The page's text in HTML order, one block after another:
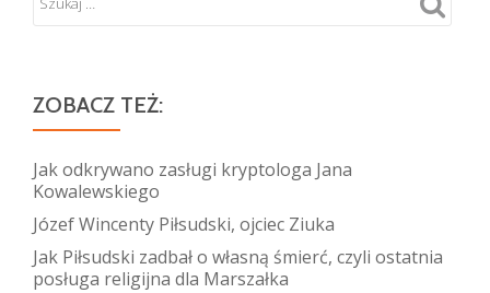
ZOBACZ TEŻ:
Jak odkrywano zasługi kryptologa Jana
Kowalewskiego
Józef Wincenty Piłsudski, ojciec Ziuka
Jak Piłsudski zadbał o własną śmierć, czyli ostatnia
posługa religijna dla Marszałka